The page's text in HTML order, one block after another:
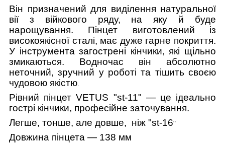
Він призначений для виділення натуральної
вії з війкового ряду, на яку й буде
нарощування. Пінцет виготовлений із
високоякісної сталі, має дуже гарне покриття.
У інструмента загострені кінчики, які щільно
змикаються. Водночас він абсолютно
неточний, зручний у роботі та тішить своєю
чудовою якістю
Рівний пінцет VETUS "st-11" — це ідеально
гострі кінчики, професійне заточування.
Легше, тонше, але довше, ніж "st-16"
Довжина пінцета — 138 мм